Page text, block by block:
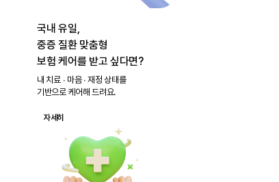
국내 유일,
중증 질환 맞춤형
보험 케어를 받고 싶다면?
내 치료 ∙ 마음 ∙ 재정 상태를
기반으로 케어해 드려요.
자세히